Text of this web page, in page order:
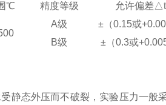
℃ 精度等级 允许偏
A级
±（0.15或
B级
±（0.3或
静态外压而不破裂，实验压力一